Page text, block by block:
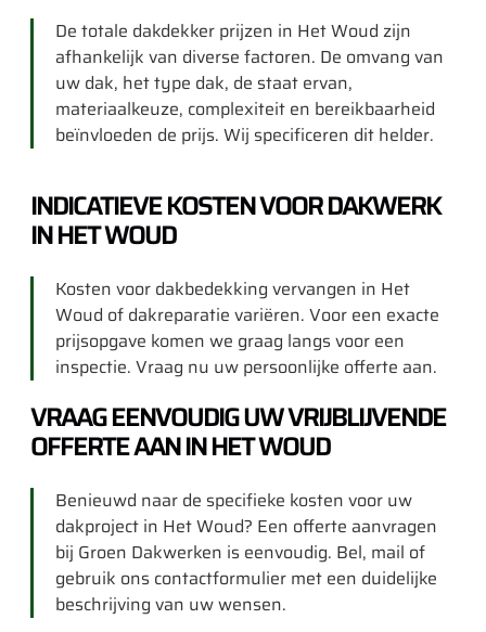
De totale dakdekker prijzen in Het Woud zijn
afhankelijk van diverse factoren. De omvang van
uw dak, het type dak, de staat ervan,
materiaalkeuze, complexiteit en bereikbaarheid
beïnvloeden de prijs. Wij specificeren dit helder.
INDICATIEVE KOSTEN VOOR DAKWERK
IN HET WOUD
Kosten voor dakbedekking vervangen in Het
Woud of dakreparatie variëren. Voor een exacte
prijsopgave komen we graag langs voor een
inspectie. Vraag nu uw persoonlijke offerte aan.
VRAAG EENVOUDIG UW VRIJBLIJVENDE
OFFERTE AAN IN HET WOUD
Benieuwd naar de specifieke kosten voor uw
dakproject in Het Woud? Een offerte aanvragen
bij Groen Dakwerken is eenvoudig. Bel, mail of
gebruik ons contactformulier met een duidelijke
beschrijving van uw wensen.